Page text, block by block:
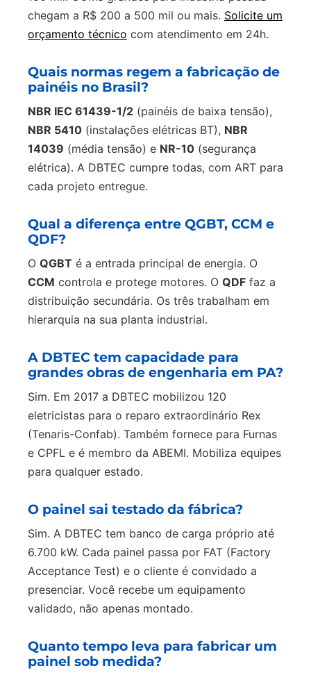
chegam a R$ 200 a 500 mil ou mais. Solicite um
orçamento técnico com atendimento em 24h.
Quais normas regem a fabricação de
painéis no Brasil?
NBR IEC 61439-1/2 (painéis de baixa tensão),
NBR 5410 (instalações elétricas BT), NBR
14039 (média tensão) e NR-10 (segurança
elétrica). A DBTEC cumpre todas, com ART para
cada projeto entregue.
Qual a diferença entre QGBT, CCM e
QDF?
O QGBT é a entrada principal de energia. O
CCM controla e protege motores. O QDF faz a
distribuição secundária. Os três trabalham em
hierarquia na sua planta industrial.
A DBTEC tem capacidade para
grandes obras de engenharia em PA?
Sim. Em 2017 a DBTEC mobilizou 120
eletricistas para o reparo extraordinário Rex
(Tenaris-Confab). Também fornece para Furnas
e CPFL e é membro da ABEMI. Mobiliza equipes
para qualquer estado.
O painel sai testado da fábrica?
Sim. A DBTEC tem banco de carga próprio até
6.700 kW. Cada painel passa por FAT (Factory
Acceptance Test) e o cliente é convidado a
presenciar. Você recebe um equipamento
validado, não apenas montado.
Quanto tempo leva para fabricar um
painel sob medida?